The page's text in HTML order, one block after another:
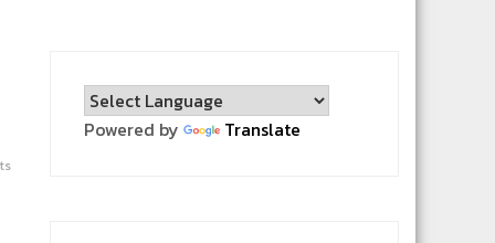
Powered by Translate